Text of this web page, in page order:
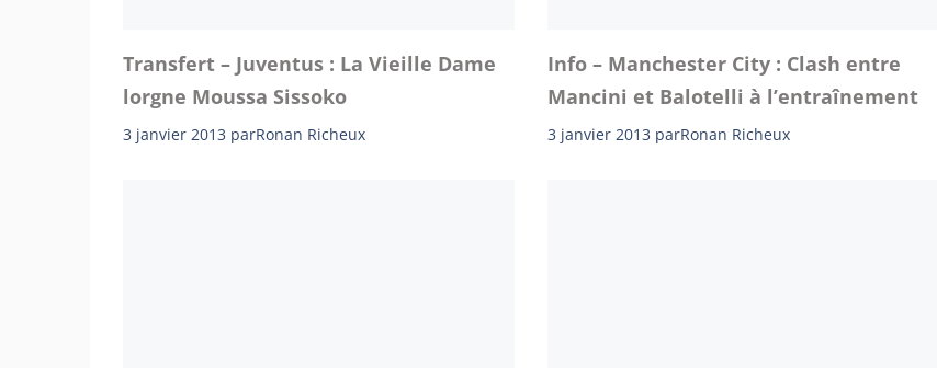
Transfert – Juventus : La Vieille Dame
lorgne Moussa Sissoko
3 janvier 2013 parRonan Richeux
Info – Manchester City : Clash entre
Mancini et Balotelli à l’entraînement
3 janvier 2013 parRonan Richeux